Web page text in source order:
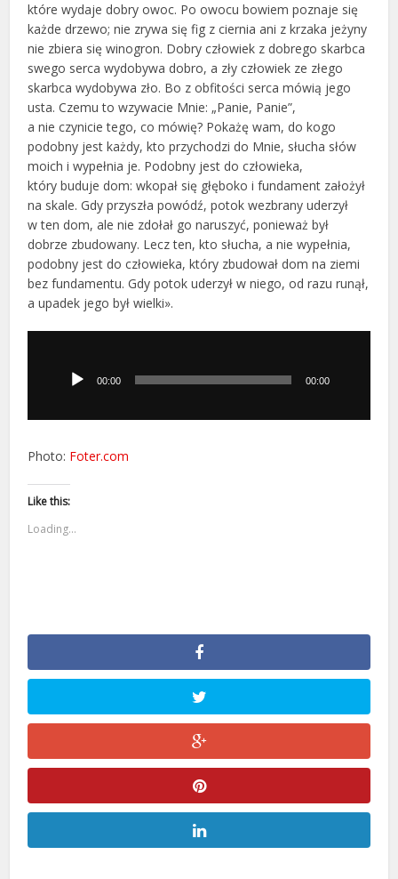
które wydaje dobry owoc. Po owocu bowiem poznaje się
każde drzewo; nie zrywa się fig z ciernia ani z krzaka jeżyny
nie zbiera się winogron. Dobry człowiek z dobrego skarbca
swego serca wydobywa dobro, a zły człowiek ze złego
skarbca wydobywa zło. Bo z obfitości serca mówią jego
usta. Czemu to wzywacie Mnie: „Panie, Panie”,
a nie czynicie tego, co mówię? Pokażę wam, do kogo
podobny jest każdy, kto przychodzi do Mnie, słucha słów
moich i wypełnia je. Podobny jest do człowieka,
który buduje dom: wkopał się głęboko i fundament założył
na skale. Gdy przyszła powódź, potok wezbrany uderzył
w ten dom, ale nie zdołał go naruszyć, ponieważ był
dobrze zbudowany. Lecz ten, kto słucha, a nie wypełnia,
podobny jest do człowieka, który zbudował dom na ziemi
bez fundamentu. Gdy potok uderzył w niego, od razu runął,
a upadek jego był wielki».
dźwiękowych00:00 00:00
Photo: Foter.com
Like this:
Loading...